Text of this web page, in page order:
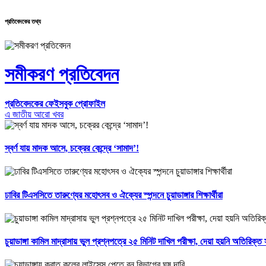
প্রতিবেদকের তথ্য
সমীকরণ প্রতিবেদন
প্রতিবেদকের ফেইসবুক প্রোফাইল
এ জাতীয় আরো খবর
স্বর্ণ যায় মাদক আসে, চক্রের কেন্দ্রে ‘সামাদ’!
ঢাবির টিএসসিতে তারুণ্যের মহোৎসব ও ঐক্যের স্পন্দনে চুয়াডাঙ্গার শিক্ষার্থীরা
চুয়াডাঙ্গা কামিল মাদ্রাসায় ভুল প্রশ্নপত্রে ২৫ মিনিট দাখিল পরীক্ষা, দেয়া হয়নি